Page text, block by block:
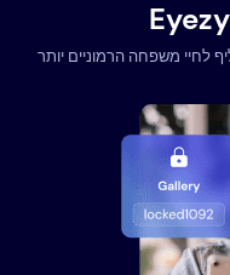
לחיי משפחה הרמוניים יותר